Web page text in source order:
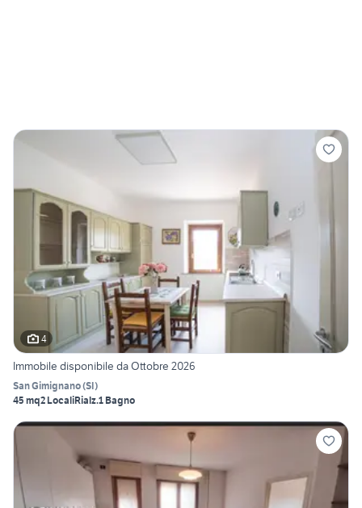
4
Immobile disponibile da Ottobre 2026
San Gimignano(SI)
45 mq2 LocaliRialz.1 Bagno